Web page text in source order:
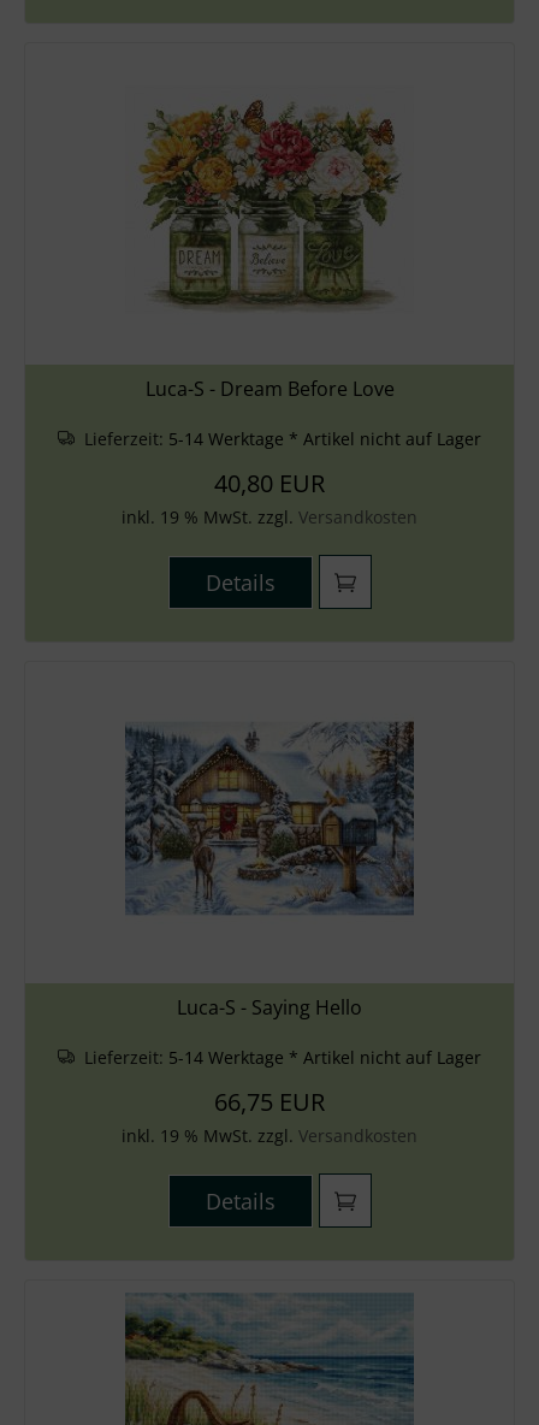
Luca-S - Dream Before Love
Lieferzeit: 5-14 Werktage * Artikel nicht auf Lager
40,80 EUR
inkl. 19 % MwSt. zzgl. Versandkosten
Details
Luca-S - Saying Hello
Lieferzeit: 5-14 Werktage * Artikel nicht auf Lager
66,75 EUR
inkl. 19 % MwSt. zzgl. Versandkosten
Details